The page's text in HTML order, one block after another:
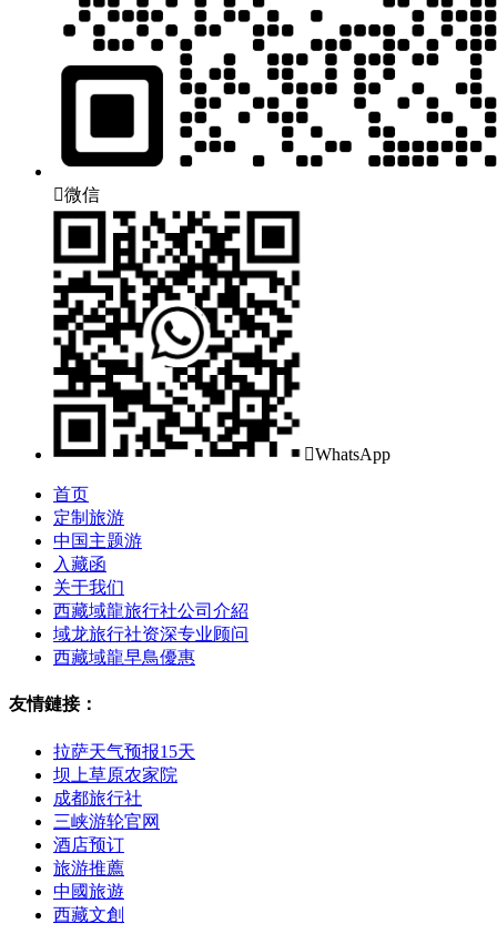
微信
WhatsApp
首页
定制旅游
中国主题游
入藏函
关于我们
西藏域龍旅行社公司介紹
域龙旅行社资深专业顾问
西藏域龍早鳥優惠
友情鏈接：
拉萨天气预报15天
坝上草原农家院
成都旅行社
三峡游轮官网
酒店预订
旅游推薦
中國旅遊
西藏文創